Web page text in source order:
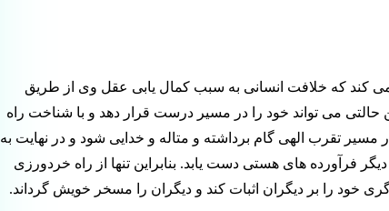
می کند که خلافت انسانی به سبب کمال یابی عقل وی از طریق
می تواند خود را در مسیر درست قرار دهد و با شناخت راه
در مسیر تقرب الهی گام برداشته و متاله و خدایی شود و در نهایت به
فرآورده های هستی دست یابد. بنابراین تنها از راه خردورزی
خود را بر دیگران اثبات کند و دیگران را مسخر خویش گرداند.